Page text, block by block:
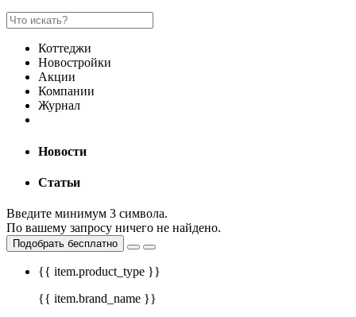
Коттеджи
Новостройки
Акции
Компании
Журнал
Новости
Статьи
Введите минимум 3 символа.
По вашему запросу ничего не найдено.
Подобрать бесплатно
{{ item.product_type }}
{{ item.brand_name }}